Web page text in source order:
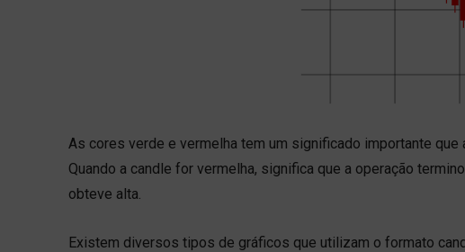
As cores verde e vermelha tem um significado importante
Quando a candle for vermelha, significa que a operação
obteve alta.
Existem diversos tipos de gráficos que utilizam o formato